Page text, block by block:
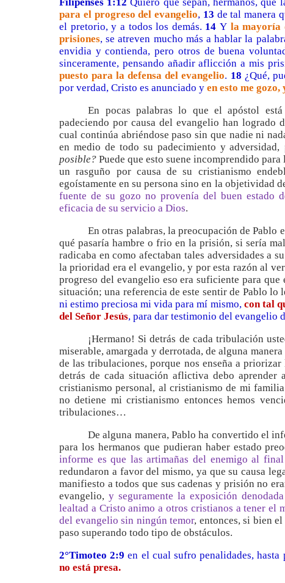
para el progreso del evangelio, 13 de tal manera
el pretorio, y a todos los demás. 14 Y la mayoría
prisiones, se atreven mucho más a hablar la
envidia y contienda, pero otros de buena
sinceramente, pensando añadir aflicción a mis
puesto para la defensa del evangelio. 18 ¿Qué,
por verdad, Cristo es anunciado y en esto me gozo,
En pocas palabras lo que el apóstol
padeciendo por causa del evangelio han logrado
cual continúa abriéndose paso sin que nadie ni
en medio de todo su padecimiento y
posible? Puede que esto suene incomprendido
un rasguño por causa de su cristianismo
egoístamente en su persona sino en la objetividad
fuente de su gozo no provenía del buen estado
eficacia de su servicio a Dios.
En otras palabras, la preocupación de Pablo
qué pasaría hambre o frio en la prisión, si sería
radicaba en como afectaban tales adversidades a
la prioridad era el evangelio, y por esta razón al
progreso del evangelio eso era suficiente para
situación; una referencia de este sentir de Pablo lo
ni estimo preciosa mi vida para mí mismo, con tal
del Señor Jesús, para dar testimonio del evangelio
¡Hermano! Si detrás de cada tribulación
miserable, amargada y derrotada, de alguna
de las tribulaciones, porque nos enseña a
detrás de cada situación aflictiva debo
cristianismo personal, al cristianismo de mi
no detiene mi cristianismo entonces hemos
tribulaciones…
De alguna manera, Pablo ha convertido el
para los hermanos que pudieran haber estado
informe es que las artimañas del enemigo al
redundaron a favor del mismo, ya que su causa
manifiesto a todos que sus cadenas y prisión no
evangelio, y seguramente la exposición
lealtad a Cristo animo a otros cristianos a tener el
del evangelio sin ningún temor, entonces, si bien
paso superando todo tipo de obstáculos.
2°Timoteo 2:9 en el cual sufro penalidades,
no está presa.